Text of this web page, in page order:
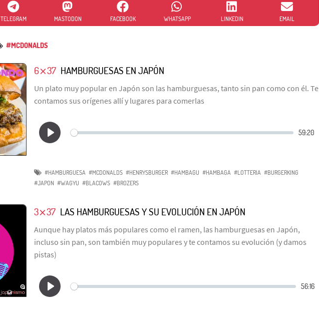
TELEGRAM MASTODON FACEBOOK WHATSAPP LINKEDIN EMAIL
#MCDONALDS
6⨯37 HAMBURGUESAS EN JAPÓN
Un plato muy popular en Japón son las hamburguesas, tanto sin pan como con él. Te
contamos sus orígenes allí y lugares para comerlas
#HAMBURGUESA #MCDONALDS #HENRYSBURGER #HAMBAGU #HAMBAGA #LOTTERIA #BURGERKING
#JAPON #WAGYU #BLACOWS #BROZERS
3⨯37 LAS HAMBURGUESAS Y SU EVOLUCIÓN EN JAPÓN
Aunque hay platos más populares como el ramen, las hamburguesas en Japón,
incluso sin pan, son también muy populares y te contamos su evolución (y damos
pistas)